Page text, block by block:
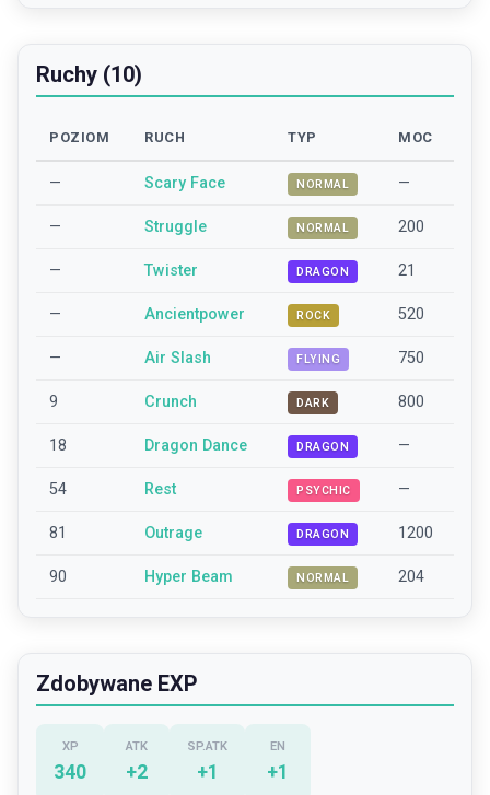
Ruchy (10)
POZIOM RUCH TYP MOC
— Scary Face NORMAL —
— Struggle NORMAL 200
— Twister DRAGON 21
— Ancientpower ROCK 520
— Air Slash FLYING 750
9 Crunch DARK 800
18 Dragon Dance DRAGON —
54 Rest PSYCHIC —
81 Outrage DRAGON 1200
90 Hyper Beam NORMAL 204
Zdobywane EXP
XP
340
ATK
+2
SP.ATK
+1
EN
+1